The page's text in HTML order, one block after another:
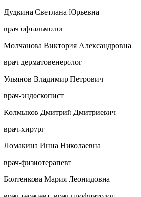
Дудкина Светлана Юрьевна
врач офтальмолог
Молчанова Виктория Александровна
врач дерматовенеролог
Ульянов Владимир Петрович
врач-эндоскопист
Колмыков Дмитрий Дмитриевич
врач-хирург
Ломакина Инна Николаевна
врач-физиотерапевт
Болтенкова Мария Леонидовна